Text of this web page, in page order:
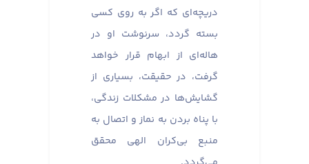
دریچه‌ای که اگر به روی کسی
بسته گردد، سرنوشت او در
هاله‌ای از ابهام قرار خواهد
گرفت، در حقیقت، بسیاری از
گشایش‌ها در مشکلات زندگی،
با پناه بردن به نماز و اتصال به
منبع بی‌کران الهی محقق